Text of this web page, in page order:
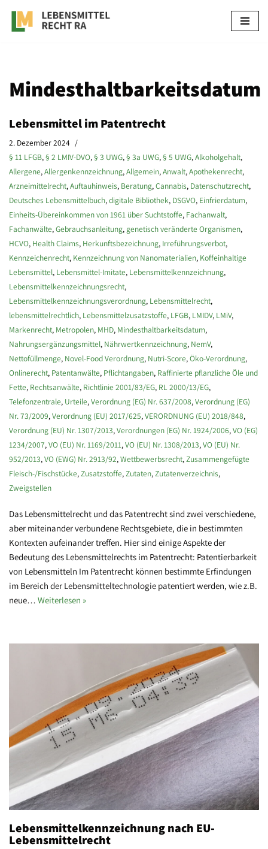
Zum
Mindesthaltbarkeitsdatum
Lebensmittel im Patentrecht
2. Dezember 2024
§ 11 LFGB, § 2 LMIV-DVO, § 3 UWG, § 3a UWG, § 5 UWG, Alkoholgehalt,
Allergene, Allergenkennzeichnung, Allgemein, Anwalt, Apothekenrecht,
Arzneimittelrecht, Auftauhinweis, Beratung, Cannabis, Datenschutzrecht,
Deutsches Lebensmittelbuch, digitale Bibliothek, DSGVO, Einfrierdatum,
Einheits-Übereinkommen von 1961 über Suchtstoffe, Fachanwalt,
Fachanwälte, Gebrauchsanleitung, genetisch veränderte Organismen,
HCVO, Health Claims, Herkunftsbezeichnung, Irreführungsverbot,
Kennzeichenrecht, Kennzeichnung von Nanomaterialien, Koffeinhaltige
Lebensmittel, Lebensmittel-Imitate, Lebensmittelkennzeichnung,
Lebensmittelkennzeichnungsrecht,
Lebensmittelkennzeichnungsverordnung, Lebensmittelrecht,
lebensmittelrechtlich, Lebensmittelzusatzstoffe, LFGB, LMIDV, LMiV,
Markenrecht, Metropolen, MHD, Mindesthaltbarkeitsdatum,
Nahrungsergänzungsmittel, Nährwertkennzeichnung, NemV,
Nettofüllmenge, Novel-Food Verordnung, Nutri-Score, Öko-Verordnung,
Onlinerecht, Patentanwälte, Pflichtangaben, Raffinierte pflanzliche Öle und
Fette, Rechtsanwälte, Richtlinie 2001/83/EG, RL 2000/13/EG,
Telefonzentrale, Urteile, Verordnung (EG) Nr. 637/2008, Verordnung (EG)
Nr. 73/2009, Verordnung (EU) 2017/625, VERORDNUNG (EU) 2018/848,
Verordnung (EU) Nr. 1307/2013, Verordnungen (EG) Nr. 1924/2006, VO (EG)
1234/2007, VO (EU) Nr. 1169/2011, VO (EU) Nr. 1308/2013, VO (EU) Nr.
952/2013, VO (EWG) Nr. 2913/92, Wettbewerbsrecht, Zusammengefügte
Fleisch-/Fischstücke, Zusatzstoffe, Zutaten, Zutatenverzeichnis,
Zweigstellen
Das Lebensmittelrecht und das Patentrecht sind zwei verschiedene,
aber miteinander verbundene Rechtsgebiete, die in bestimmten
Kontexten aufeinander treffen. Hier sind einige Aspekte der
Bedeutung des Lebensmittelrechts im Patentrecht: Patentierbarkeit
von Lebensmitteln Im Patentrecht können bestimmte Erfindungen
im Bereich der Lebensmitteltechnologie patentiert werden, wie z.B.
neue… Weiterlesen »
Lebensmittelkennzeichnung nach EU-
Lebensmittelrecht